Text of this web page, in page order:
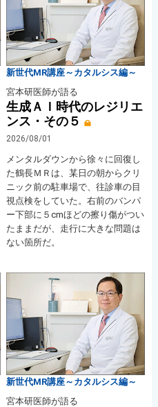
新世代MR講座～カタルシス編～
宮本研医師が語る
生成ＡＩ時代のレジリエ
ンス・その５
2026/08/01
メンタルダウンから徐々に回復し
た鶴長ＭＲは、某日の朝からクリ
ニック前の駐車場で、往診車の目
視点検をしていた。右前のバンパ
ー下部に５cmほどの擦り傷がつい
たままだが、走行に大きな問題は
ない箇所だ。
新世代MR講座～カタルシス編～
宮本研医師が語る